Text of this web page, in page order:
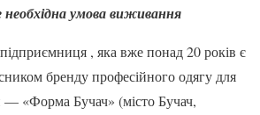
необхідна умова виживання
, яка вже понад 20 років є
бренду професійного одягу для
— «Форма Бучач» (місто Бучач,